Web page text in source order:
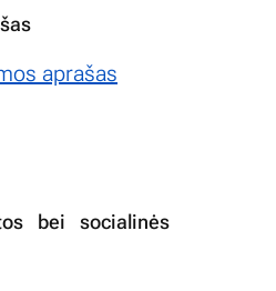
aprašas
bei socialinės